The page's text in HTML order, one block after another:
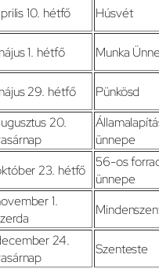
10. hétfő
Húsvét
1. hétfő
Munka
29. hétfő
Pünkösd
20.
ünnepe
23. hétfő 56-os
ünnepe
1.
24.
Szenteste